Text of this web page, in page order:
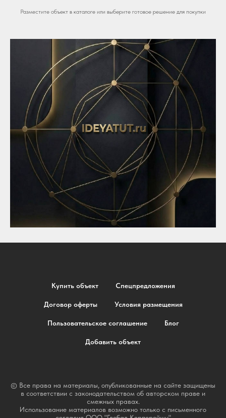
Разместите объект в каталоге или выберите готовое решение для покупки
Купить объект Спецпредложения
Договор оферты Условия размещения
Пользовательское соглашение Блог
Добавить объект
© Все права на материалы, опубликованные на сайте защищены
в соответствии с законодательством об авторском праве и
смежных правах.
Использование материалов возможно только с письменного